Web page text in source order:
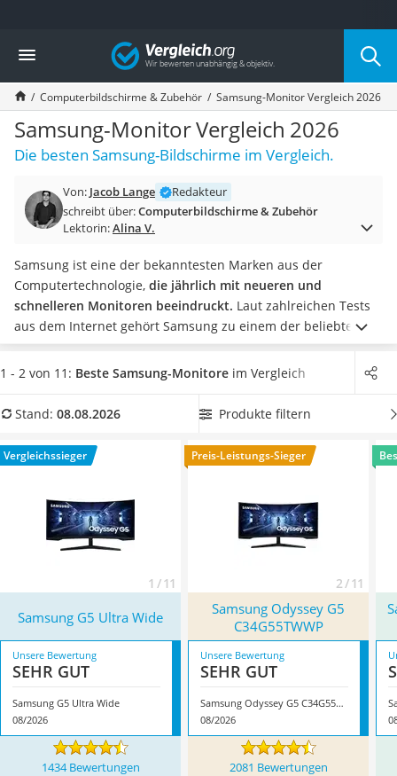
Die beliebtesten Vergleiche nach Kategorie
Elektronik
Powerstation
Monitor 32 Zoll 4K
Fernseher
Drucker
Desktop-PC
Diascanner
Laser-Multifunktionsdrucker
Powerstation mit Solarpanel
Gaming-PC
Soundbar
17-Zoll-Laptop
Satellitenschüssel
Gaming-Headset
Tablets unter 200 Euro
Lichtwecker
Acer Aspire
Vergleich
Computerbildschirme & Zubehör Samsung-Monitor Vergleich 2026
Samsung-Monitor Vergleich 2026
Die besten Samsung-Bildschirme im Vergleich.
Von: Jacob Lange
Redakteur
schreibt über:Computerbildschirme & Zubehör
Lektorin:Alina V.
Samsung ist eine der bekanntesten Marken aus der
Computertechnologie, die jährlich mit neueren und
schnelleren Monitoren beeindruckt. Laut zahlreichen Tests
aus dem Internet gehört Samsung zu einem der beliebtesten
Monitor-Hersteller, sei es fürs Gaming, fürs Büro oder für den
alltäglichen Gebrauch. Wählen Sie jetzt einen Samsung-
um eine möglichst lange Zeit vor demMonitorverbringen zu
das ModellSamsung G5 Ultra Wide* mit seinen
Eigenschaften.
1 - 2 von 11: Beste Samsung-Monitore im Vergleich
Stand: 08.08.2026 Produkte filtern
Vergleichssieger
1 / 11
Preis-Leistungs-Sieger
2 / 11
Samsung G5 Ultra Wide
Samsung Odyssey G5
C34G55TWWP
Unsere Bewertung
SEHR GUT
Samsung G5 Ultra Wide
08/2026
Unsere Bewertung
SEHR GUT
Samsung Odyssey G5 C34G55TWWP
08/2026
1434 Bewertungen 2081 Bewertungen